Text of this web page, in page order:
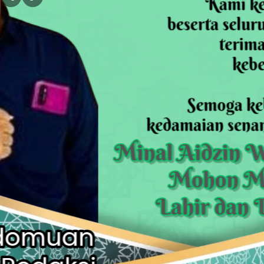
Komjak RI Kawal Kasus Eks
Ratusan Warga Antar Kumpul
Kali Bekasi Tercemar Berat,